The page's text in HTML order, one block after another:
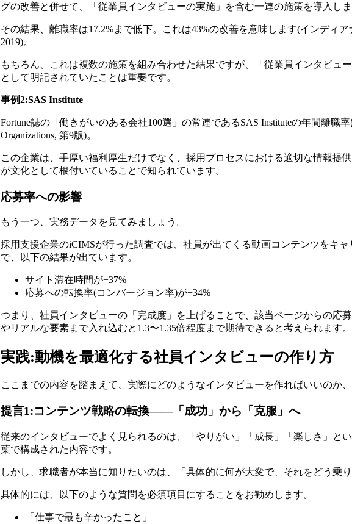
グの改善と併せて、「従業員インタビューの実施」を含む一連の施策を導入しま
その結果、離職率は17.2%まで低下。これは43%の改善を意味します(インディ
2019)。
もちろん、これは複数の施策を組み合わせた結果ですが、「従業員インタビュ
として明記されていたことは重要です。
事例2:SAS Institute
Fortune誌の「働きがいのある会社100選」の常連であるSAS Instituteの年間離職
Organizations, 第9版)。
この企業は、手厚い福利厚生だけでなく、採用プロセスにおける適切な情報提
が文化として根付いていることで知られています。
応募率への影響
もう一つ、実務データを見てみましょう。
採用支援企業のiCIMSが行った調査では、社員が出てくる動画コンテンツをキ
で、以下の結果が出ています。
サイト滞在時間が+37%
応募への転換率(コンバージョン率)が+34%
つまり、社員インタビューの「完成度」を上げることで、該当ページからの応
やリアルな要素まで入れ込むと1.3〜1.35倍程度まで期待できると考えられます。
実践:動機を最適化する社員インタビューの作り方
ここまでの内容を踏まえて、実際にどのようなインタビューを作ればいいのか
提言1:コンテンツ戦略の転換――「成功」から「克服」へ
従来のインタビューでよく見られるのは、「やりがい」「成長」「楽しさ」と
葉で構成された内容です。
しかし、求職者が本当に知りたいのは、「具体的に何が大変で、それをどう乗り
具体的には、以下のような質問を必須項目にすることをお勧めします。
「仕事で最も辛かったこと」